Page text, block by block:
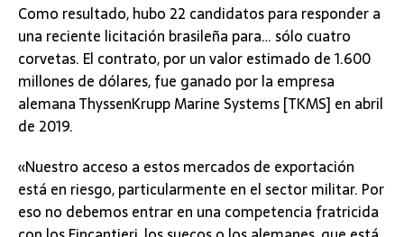
Como resultado, hubo 22 candidatos para responder a
una reciente licitación brasileña para… sólo cuatro
corvetas. El contrato, por un valor estimado de 1.600
millones de dólares, fue ganado por la empresa
alemana ThyssenKrupp Marine Systems [TKMS] en abril
de 2019.
«Nuestro acceso a estos mercados de exportación
está en riesgo, particularmente en el sector militar. Por
eso no debemos entrar en una competencia fratricida